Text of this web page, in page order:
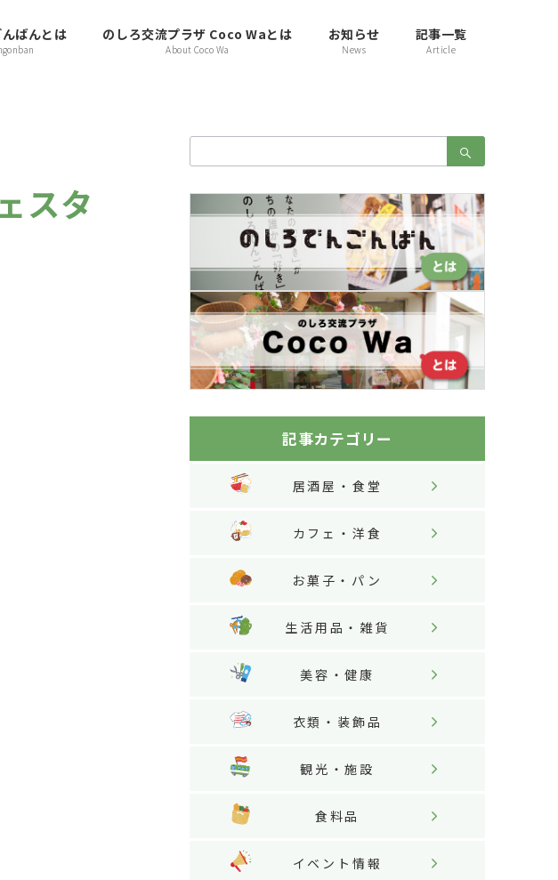
ばんとは のしろ交流プラザ Coco Waとは
About Coco Wa
お知らせ
News
記事一覧
Article
スタ
索：
記事カテゴリー
居酒屋・食堂
カフェ・洋食
お菓子・パン
生活用品・雑貨
美容・健康
衣類・装飾品
観光・施設
食料品
イベント情報